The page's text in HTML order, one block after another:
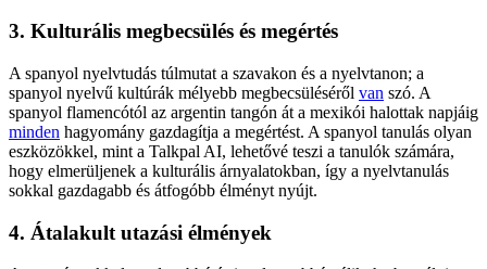
3. Kulturális megbecsülés és megértés
A spanyol nyelvtudás túlmutat a szavakon és a nyelvtanon; a
spanyol nyelvű kultúrák mélyebb megbecsüléséről van szó. A
spanyol flamencótól az argentin tangón át a mexikói halottak napjáig
minden hagyomány gazdagítja a megértést. A spanyol tanulás olyan
eszközökkel, mint a Talkpal AI, lehetővé teszi a tanulók számára,
hogy elmerüljenek a kulturális árnyalatokban, így a nyelvtanulás
sokkal gazdagabb és átfogóbb élményt nyújt.
4. Átalakult utazási élmények